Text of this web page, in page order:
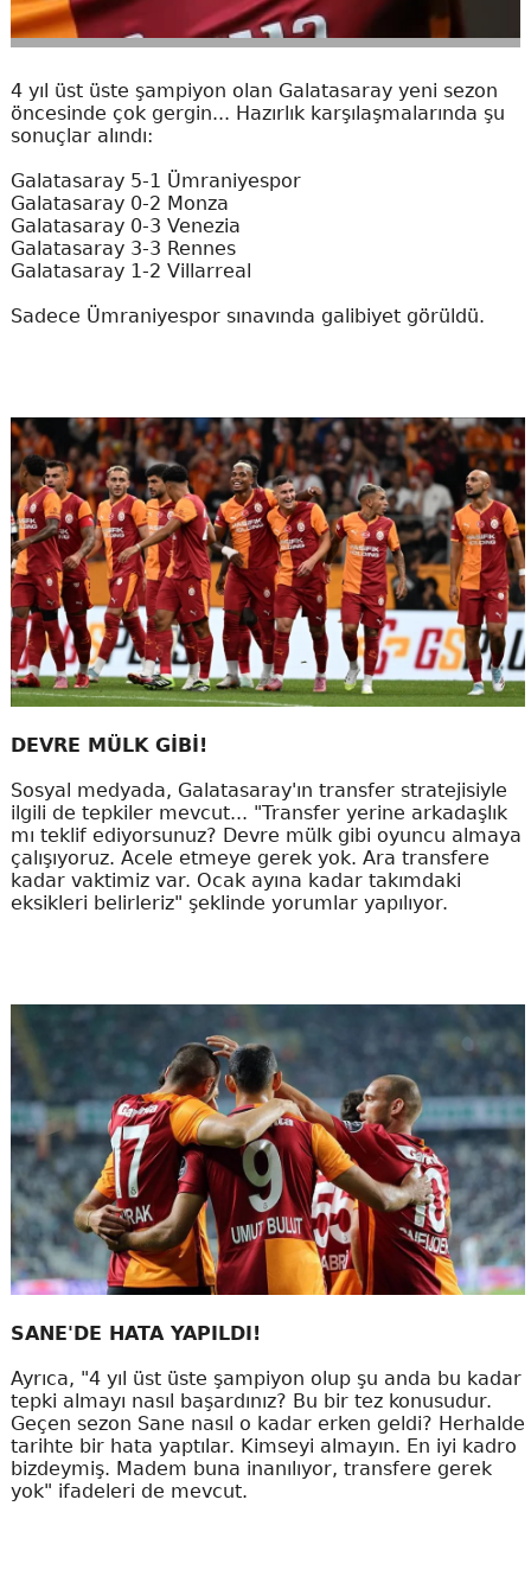
4 yıl üst üste şampiyon olan Galatasaray yeni sezon
öncesinde çok gergin... Hazırlık karşılaşmalarında şu
sonuçlar alındı:
Galatasaray 5-1 Ümraniyespor
Galatasaray 0-2 Monza
Galatasaray 0-3 Venezia
Galatasaray 3-3 Rennes
Galatasaray 1-2 Villarreal
Sadece Ümraniyespor sınavında galibiyet görüldü.
DEVRE MÜLK GİBİ!
Sosyal medyada, Galatasaray'ın transfer stratejisiyle
ilgili de tepkiler mevcut... "Transfer yerine arkadaşlık
mı teklif ediyorsunuz? Devre mülk gibi oyuncu almaya
çalışıyoruz. Acele etmeye gerek yok. Ara transfere
kadar vaktimiz var. Ocak ayına kadar takımdaki
eksikleri belirleriz" şeklinde yorumlar yapılıyor.
SANE'DE HATA YAPILDI!
Ayrıca, "4 yıl üst üste şampiyon olup şu anda bu kadar
tepki almayı nasıl başardınız? Bu bir tez konusudur.
Geçen sezon Sane nasıl o kadar erken geldi? Herhalde
tarihte bir hata yaptılar. Kimseyi almayın. En iyi kadro
bizdeymiş. Madem buna inanılıyor, transfere gerek
yok" ifadeleri de mevcut.